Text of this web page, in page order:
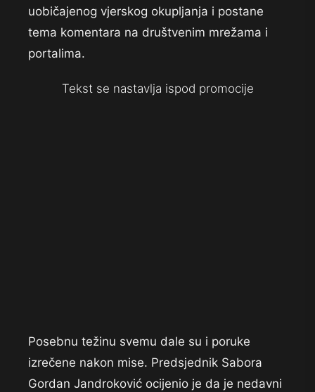
uobičajenog vjerskog okupljanja i postane
tema komentara na društvenim mrežama i
portalima.
Tekst se nastavlja ispod promocije
Posebnu težinu svemu dale su i poruke
izrečene nakon mise. Predsjednik Sabora
Gordan Jandroković ocijenio je da je nedavni